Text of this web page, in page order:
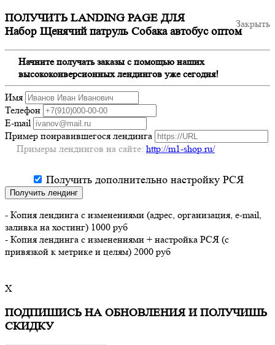
Закрыть
ПОЛУЧИТЬ LANDING PAGE ДЛЯ
Набор Щенячий патруль Собака автобус оптом
Начните получать заказы с помощью наших
высококонверсионных лендингов уже сегодня!
Имя
Телефон
E-mail
Пример понравившегося лендинга
Примеры лендингов на сайте: http://m1-shop.ru/
Получить дополнительно настройку РСЯ
Получить лендинг
- Копия лендинга с изменениями (адрес, организация, e-mail,
заливка на хостинг) 1000 руб
- Копия лендинга с изменениями + настройка РСЯ (с
привязкой к метрике и целям) 2000 руб
X
ПОДПИШИСЬ НА ОБНОВЛЕНИЯ И ПОЛУЧИШЬ
СКИДКУ